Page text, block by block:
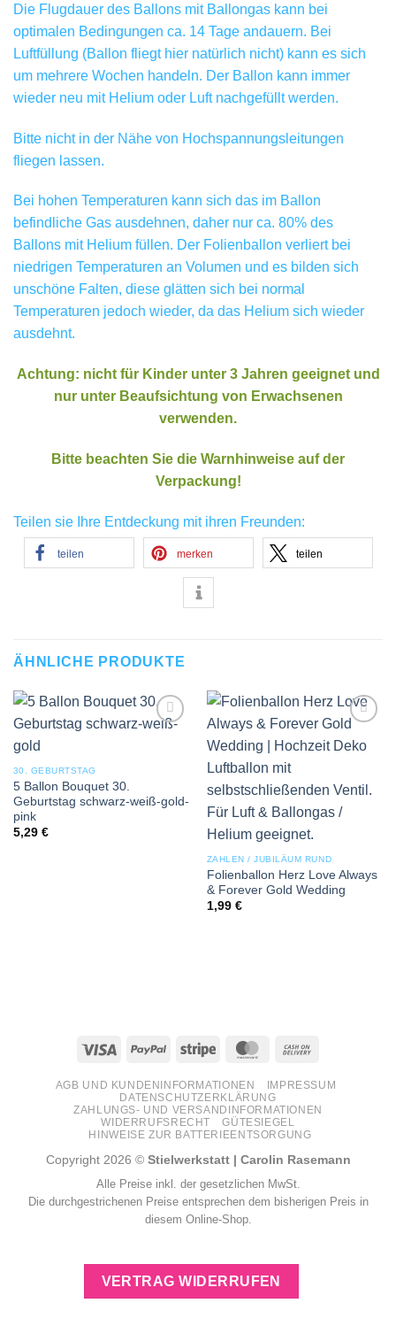
Die Flugdauer des Ballons mit Ballongas kann bei
optimalen Bedingungen ca. 14 Tage andauern. Bei
Luftfüllung (Ballon fliegt hier natürlich nicht) kann es sich
um mehrere Wochen handeln. Der Ballon kann immer
wieder neu mit Helium oder Luft nachgefüllt werden.
Bitte nicht in der Nähe von Hochspannungsleitungen
fliegen lassen.
Bei hohen Temperaturen kann sich das im Ballon
befindliche Gas ausdehnen, daher nur ca. 80% des
Ballons mit Helium füllen. Der Folienballon verliert bei
niedrigen Temperaturen an Volumen und es bilden sich
unschöne Falten, diese glätten sich bei normal
Temperaturen jedoch wieder, da das Helium sich wieder
ausdehnt.
Achtung: nicht für Kinder unter 3 Jahren geeignet und
nur unter Beaufsichtung von Erwachsenen
verwenden.
Bitte beachten Sie die Warnhinweise auf der
Verpackung!
Teilen sie Ihre Entdeckung mit ihren Freunden:
teilen merken teilen
ÄHNLICHE PRODUKTE
30. GEBURTSTAG
5 Ballon Bouquet 30.
Geburtstag schwarz-weiß-gold-
pink
5,29 €
wishlist
ZAHLEN / JUBILÄUM RUND
Folienballon Herz Love Always
& Forever Gold Wedding
1,99 €
Visa PayPal Stripe MasterCard
Delivery
AGB UND KUNDENINFORMATIONEN
IMPRESSUM
DATENSCHUTZERKLÄRUNG
ZAHLUNGS- UND VERSANDINFORMATIONEN
WIDERRUFSRECHT
GÜTESIEGEL
HINWEISE ZUR BATTERIEENTSORGUNG
Copyright 2026 © Stielwerkstatt | Carolin Rasemann
Alle Preise inkl. der gesetzlichen MwSt.
Die durchgestrichenen Preise entsprechen dem bisherigen Preis in
diesem Online-Shop.
VERTRAG WIDERRUFEN